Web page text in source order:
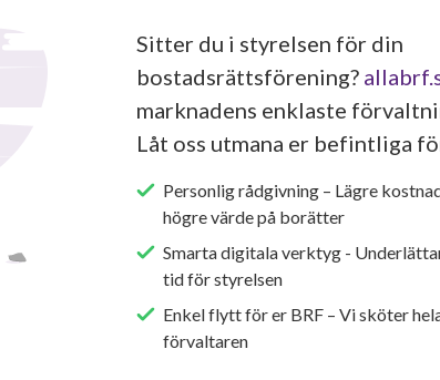
Sitter du i styrelsen för din
bostadsrättsförening?
marknadens enklaste
Låt oss utmana er befintliga
Personlig rådgivning – Lägre
högre värde på borätter
Smarta digitala verktyg -
tid för styrelsen
Enkel flytt för er BRF – Vi sköter
förvaltaren